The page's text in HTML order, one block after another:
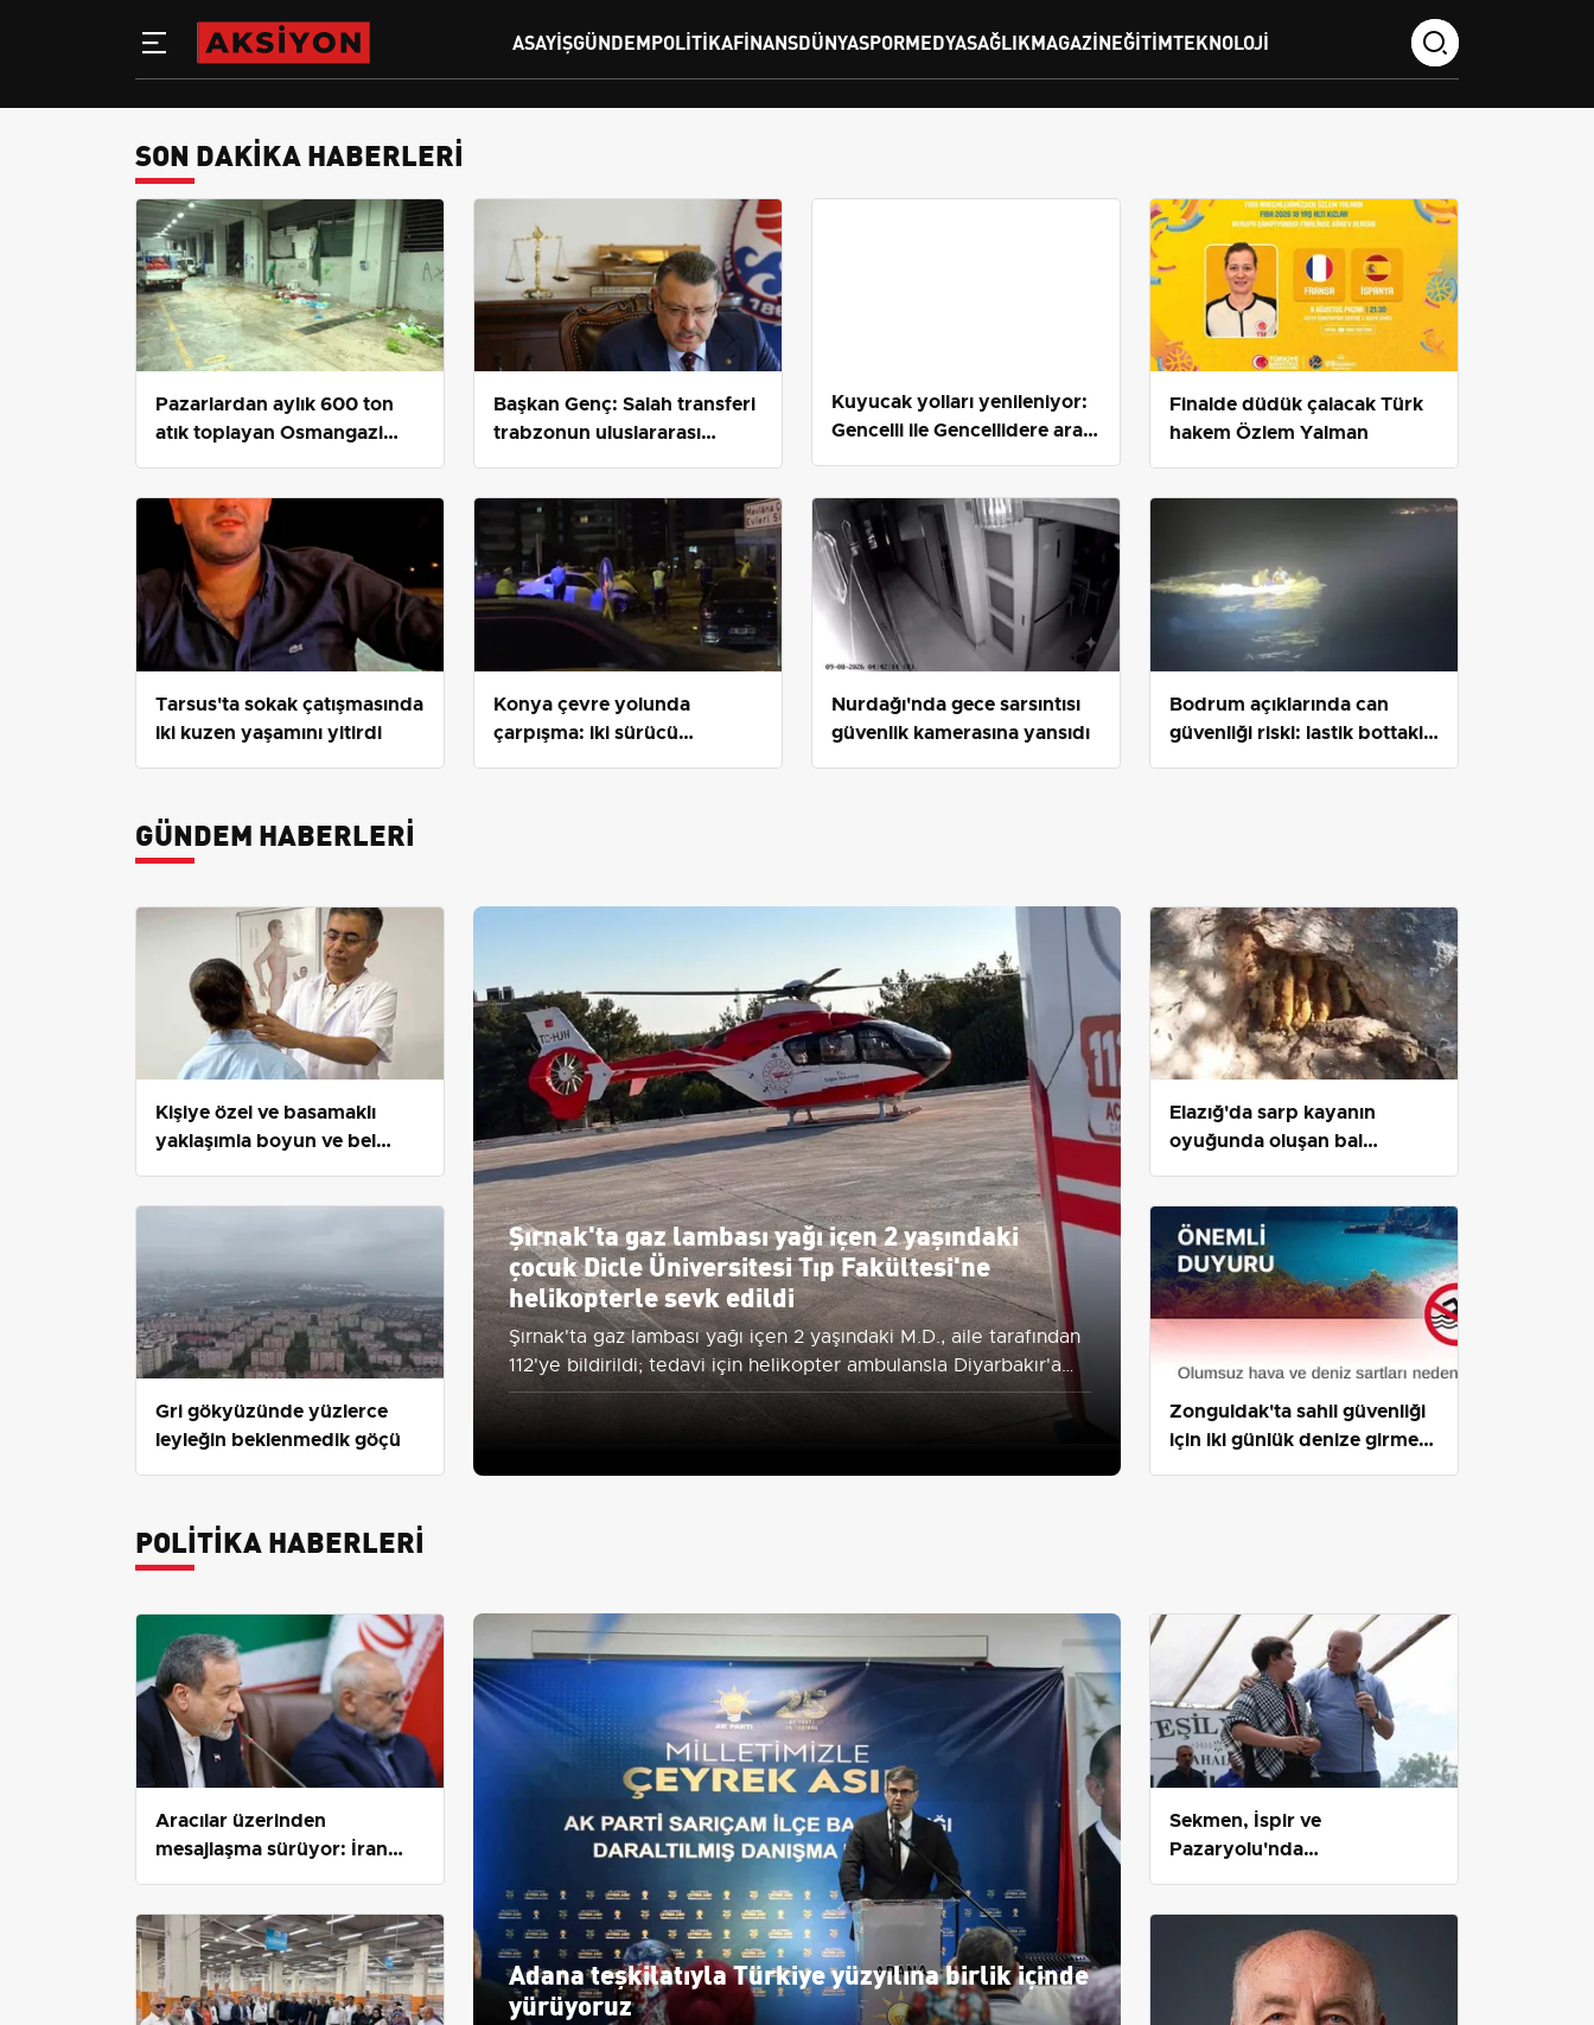
ASAYIŞGÜNDEMPOLITIKAFINANSDÜNYASPORMEDYASAĞLIKMAGAZINEĞITIMTEKNOLOJI
SON DAKIKA HABERLERI
Pazarlardan aylık 600 ton
atık toplayan Osmangazi
Belediyesi pazar temizliğini
Başkan Genç: Salah transferi
trabzonun uluslararası
yüzünü genişletti
Kuyucak yolları yenileniyor:
Gencelli ile Gencellidere arası
sıcak asfalt
Finalde düdük çalacak Türk
hakem Özlem Yalman
Tarsus'ta sokak çatışmasında
iki kuzen yaşamını yitirdi
Konya çevre yolunda
çarpışma: iki sürücü
Nurdağı'nda gece sarsıntısı
güvenlik kamerasına yansıdı
Bodrum açıklarında can
güvenliği riski: lastik bottaki
GÜNDEM HABERLERI
Kişiye özel ve basamaklı
yaklaşımla boyun ve bel
Gri gökyüzünde yüzlerce
leyleğin beklenmedik göçü
Şırnak'ta gaz lambası yağı içen 2 yaşındaki
çocuk Dicle Üniversitesi Tıp Fakültesi'ne
helikopterle sevk edildi
Şırnak'ta gaz lambası yağı içen 2 yaşındaki M.D., aile tarafından
112'ye bildirildi; tedavi için helikopter ambulansla Diyarbakır'a
sevk edildi.
Elazığ'da sarp kayanın
oyuğunda oluşan bal
Zonguldak'ta sahil güvenliği
için iki günlük denize girme
yasağı
POLITIKA HABERLERI
Aracılar üzerinden
mesajlaşma sürüyor: İran
Adana teşkilatıyla Türkiye yüzyılına birlik içinde
yürüyoruz
Sekmen, İspir ve
Pazaryolu'nda